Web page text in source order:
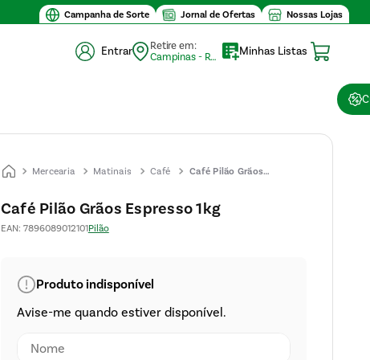
Campanha de Sorte Jornal de Ofertas Nossas Lojas
Entrar
Retire em:
Campinas - Retirada (10)
Minhas Listas
Mercearia Matinais Café
Café Pilão Grãos
Café Pilão Grãos Espresso 1kg
EAN: 7896089012101Pilão